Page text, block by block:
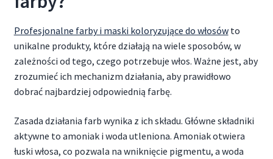
Profesjonalne farby i maski koloryzujące do włosówto
unikalne produkty, które działają na wiele sposobów, w
zależności od tego, czego potrzebuje włos. Ważne jest, aby
zrozumieć ich mechanizm działania, aby prawidłowo
dobrać najbardziej odpowiednią farbę.
Zasada działania farb wynika z ich składu. Główne składniki
aktywne to amoniak i woda utleniona. Amoniak otwiera
łuski włosa, co pozwala na wniknięcie pigmentu, a woda